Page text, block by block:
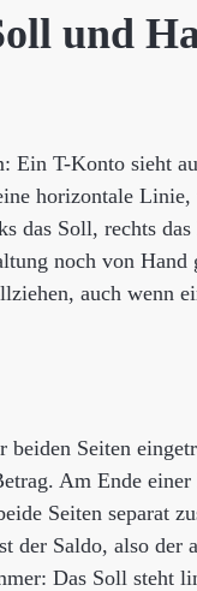
und
Ein T-Konto sieht
horizontale
das Soll, rechts
noch von
auch wenn
beiden Seiten
Am Ende
Seiten separat
der Saldo, also
Das Soll steht